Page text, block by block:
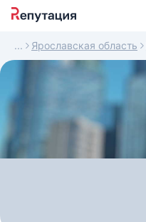
Ярославская область